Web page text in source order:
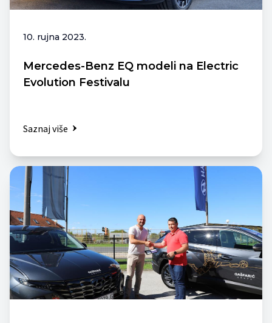
10. rujna 2023.
Mercedes-Benz EQ modeli na Electric
Evolution Festivalu
Saznaj više